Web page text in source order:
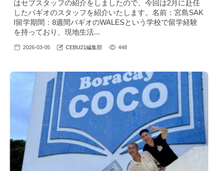
はセブスタッフの紹介をしましたので、今回は2月に赴任
したバギオのスタッフを紹介いたします。名前：宮島SAK
I留学期間：8週間バギオのWALESという学校で留学経験
を持っており、現地生活...
2026-03-05 CEBU21編集部 448